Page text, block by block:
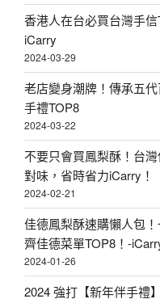
下
茶
人
氣
王
.
宅
配
回
購
王
香港人在台必買台灣手
iCarry
2024-03-29
老店變身潮牌！傳承五
手禮TOP8
2024-03-22
不要只會買鳳梨酥！台
對味，省時省力iCarry！
2024-02-21
佳德鳳梨酥速購懶人包
齊佳德菜單TOP8！-
2024-01-26
2024 強打【新年伴手禮